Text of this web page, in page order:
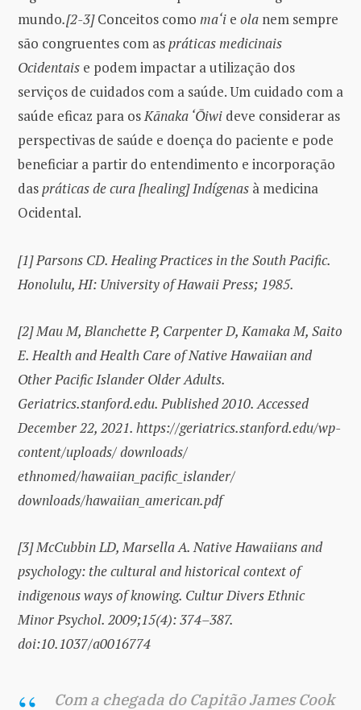
mundo.[2-3]Conceitos como ma‘i e ola nem sempre
são congruentes com aspráticas medicinais
Ocidentais e podem impactar a utilização dos
serviços de cuidados com a saúde. Um cuidado com a
saúde eficaz para osKānaka ‘Ōiwi deve considerar as
perspectivas de saúde e doença do paciente e pode
beneficiar a partir do entendimento e incorporação
daspráticas de cura [healing] Indígenas à medicina
Ocidental.
[1] Parsons CD. Healing Practices in the South Pacific.
Honolulu, HI: University of Hawaii Press; 1985.
[2] Mau M, Blanchette P, Carpenter D, Kamaka M, Saito
E. Health and Health Care of Native Hawaiian and
Other Pacific Islander Older Adults.
Geriatrics.stanford.edu. Published 2010. Accessed
December 22, 2021. https://geriatrics.stanford.edu/wp-
content/uploads/ downloads/
ethnomed/hawaiian_pacific_islander/
downloads/hawaiian_american.pdf
[3] McCubbin LD, Marsella A. Native Hawaiians and
psychology: the cultural and historical context of
indigenous ways of knowing. Cultur Divers Ethnic
Minor Psychol. 2009;15(4): 374–387.
doi:10.1037/a0016774
Com a chegada do Capitão James Cook